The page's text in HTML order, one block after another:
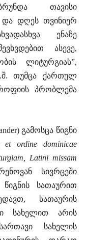
თავისი
და დღეს თვინიერ
ენაზე
ასევე,
ლიტურგიას”,
თუმცა ქართულ
პრობლემა
გამოსცა წიგნი
ordine dominicae
Latini missam
სივრცეში
სათაურით
სათაურის
სახელით არის
სახელის